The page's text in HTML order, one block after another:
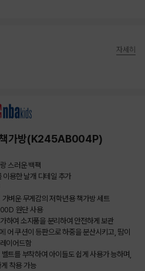
자세히
책가방(K245AB004P)
스러운 백팩
이용한 날개 디테일 추가
벼운 무게감의 저학년용 책가방 세트
원단 사용
하여 소지품을 분리하여 안전하게 보관
어 쿠션이 등판으로 하중을 분산시키고, 땀이
이어드함
트를 부착하여 아이들도 쉽게 사용가 능하며,
착용 가능